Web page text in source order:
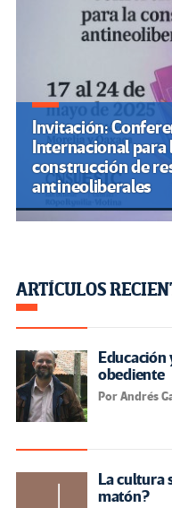
Invitación:
Internacional para
construcción de
antineoliberales
ARTÍCULOS
obediente
Por Andrés
La cultura
matón?